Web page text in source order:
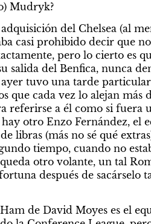
Mudryk?
del Chelsea (al
casi prohibido decir que
pero lo cierto es
salida del Benfica, nunca
tuvo una tarde
que cada vez lo alejan
referirse a él como si
otro Enzo Fernández, el
libras (más no sé qué
tiempo, cuando no
otro volante, un tal
después de
Ham de David Moyes es el